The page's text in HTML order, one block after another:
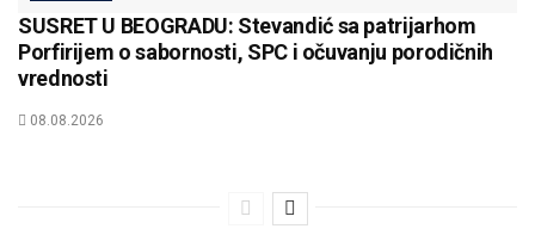
SUSRET U BEOGRADU: Stevandić sa patrijarhom
Porfirijem o sabornosti, SPC i očuvanju porodičnih
vrednosti
08.08.2026